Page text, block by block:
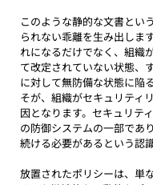
このような静的な文書とい
られない乖離を生み出しま
れになるだけでなく、組織
て改定されていない状態、
に対して無防備な状態に陥
そが、組織がセキュリティ
因となります。セキュリテ
の防御システムの一部であ
続ける必要があるという認
放置されたポリシーは、単